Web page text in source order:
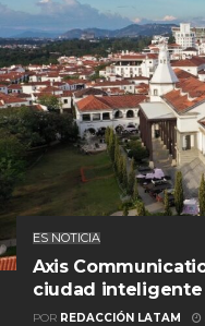
ES NOTICIA
Axis
ciudad inteligente
POR REDACCIÓN LATAM